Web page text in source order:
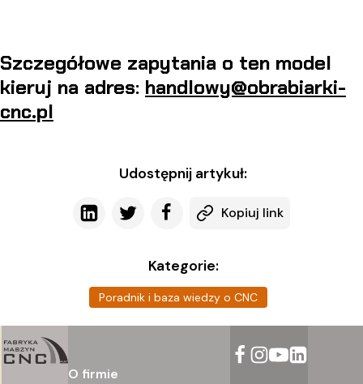
Szczegółowe zapytania o ten model
kieruj na adres: handlowy@obrabiarki-
cnc.pl
Udostępnij artykuł:
Kopiuj link
Kategorie:
Poradnik i baza wiedzy o CNC
O firmie